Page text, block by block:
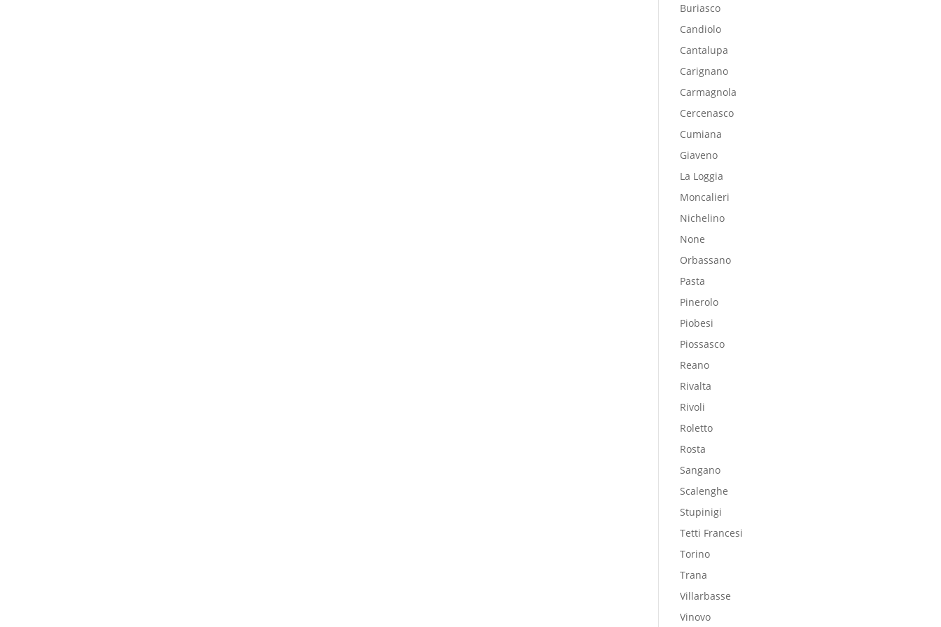
Buriasco
Candiolo
Cantalupa
Carignano
Carmagnola
Cercenasco
Cumiana
Giaveno
La Loggia
Moncalieri
Nichelino
None
Orbassano
Pasta
Pinerolo
Piobesi
Piossasco
Reano
Rivalta
Rivoli
Roletto
Rosta
Sangano
Scalenghe
Stupinigi
Tetti Francesi
Torino
Trana
Villarbasse
Vinovo